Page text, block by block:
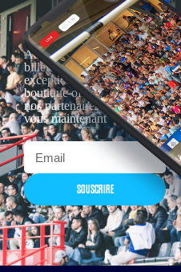
Actualités, nouveautés,
billetterie, remises
exceptionnelles dans la
boutique officielles & chez
nos partenaires… Inscrivez-
vous maintenant
SOUSCRIRE